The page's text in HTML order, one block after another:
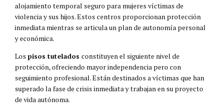
alojamiento temporal seguro para mujeres víctimas de
violencia y sus hijos. Estos centros proporcionan protección
inmediata mientras se articula un plan de autonomía personal
y económica.
Los pisos tutelados constituyen el siguiente nivel de
protección, ofreciendo mayor independencia pero con
seguimiento profesional. Están destinados a víctimas que han
superado la fase de crisis inmediata y trabajan en su proyecto
de vida autónoma.